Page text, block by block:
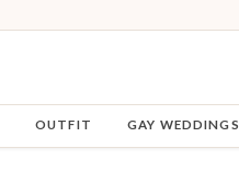
OUTFIT GAY WEDDINGS